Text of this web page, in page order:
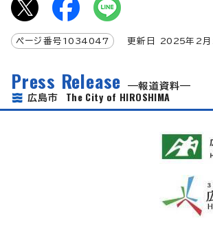
ページ番号 1034047 更新日 2025年2月
Press Release
報道資料
広島市 The City of HIROSHIMA